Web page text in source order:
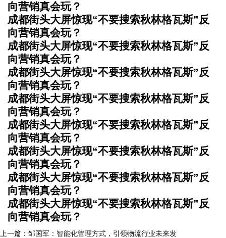
向营销真会玩？
成都街头大屏惊现“不要搜索秋林格瓦斯”反
向营销真会玩？
成都街头大屏惊现“不要搜索秋林格瓦斯”反
向营销真会玩？
成都街头大屏惊现“不要搜索秋林格瓦斯”反
向营销真会玩？
成都街头大屏惊现“不要搜索秋林格瓦斯”反
向营销真会玩？
成都街头大屏惊现“不要搜索秋林格瓦斯”反
向营销真会玩？
成都街头大屏惊现“不要搜索秋林格瓦斯”反
向营销真会玩？
成都街头大屏惊现“不要搜索秋林格瓦斯”反
向营销真会玩？
成都街头大屏惊现“不要搜索秋林格瓦斯”反
向营销真会玩？
上一篇： 邹国军：智能化管理方式，引领物流行业未来发